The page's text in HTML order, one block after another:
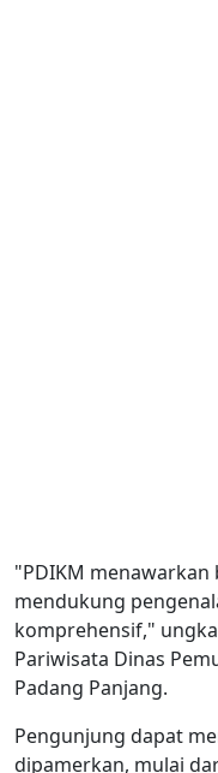
"PDIKM
mendukung
komprehensif,"
Pariwisata Dinas
Padang Panjang.
Pengunjung dapat
dipamerkan, mulai